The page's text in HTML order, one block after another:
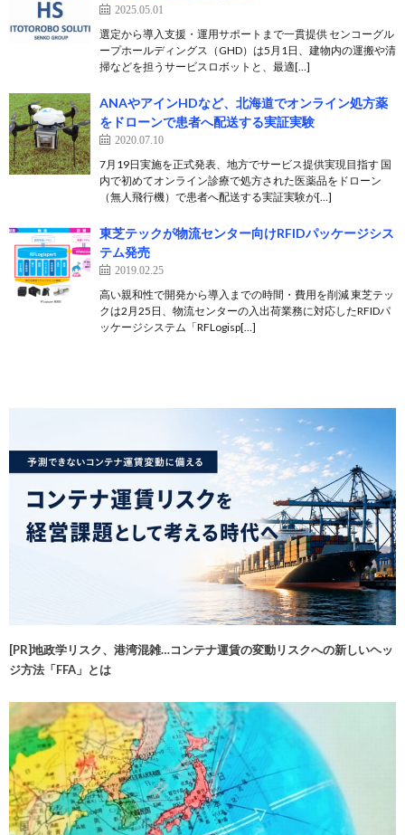
2025.05.01
選定から導入支援・運用サポートまで一貫提供 センコーグル
ープホールディングス（GHD）は5月1日、建物内の運搬や清
掃などを担うサービスロボットと、最適[…]
ANAやアインHDなど、北海道でオンライン処方薬
をドローンで患者へ配送する実証実験
2020.07.10
7月19日実施を正式発表、地方でサービス提供実現目指す 国
内で初めてオンライン診療で処方された医薬品をドローン
（無人飛行機）で患者へ配送する実証実験が[…]
東芝テックが物流センター向けRFIDパッケージシス
テム発売
2019.02.25
高い親和性で開発から導入までの時間・費用を削減 東芝テッ
クは2月25日、物流センターの入出荷業務に対応したRFIDパ
ッケージシステム「RFLogisp[…]
[PR]地政学リスク、港湾混雑…コンテナ運賃の変動リスクへの新しいヘッ
ジ方法「FFA」とは